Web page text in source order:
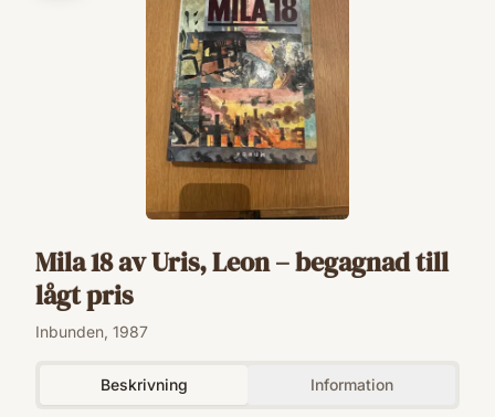
Mila 18 av Uris, Leon – begagnad till
lågt pris
Inbunden, 1987
Beskrivning Information